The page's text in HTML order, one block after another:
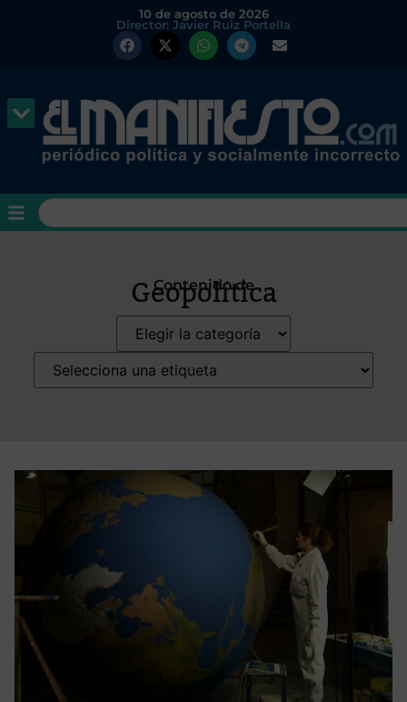
10 de agosto de 2026
Director: Javier Ruiz Portella
Contenido de
Geopolítica